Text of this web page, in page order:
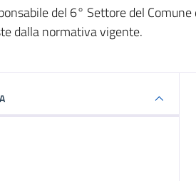
documento
del 6° Settore del
dalla normativa vigente.